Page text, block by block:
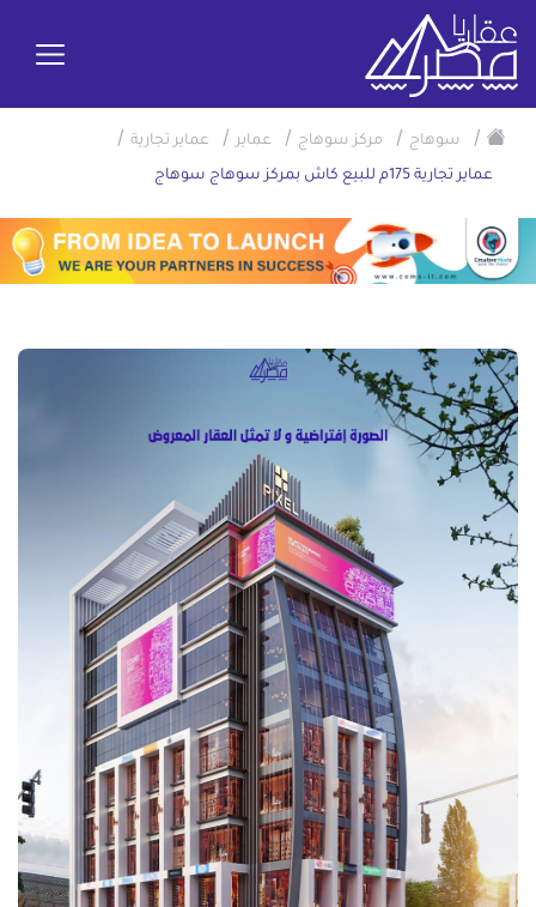
/ سوهاج / مركز سوهاج / عماير / عماير تجارية /
عماير تجارية 175م للبيع كاش بمركز سوهاج سوهاج